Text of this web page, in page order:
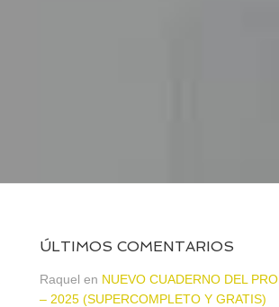
ÚLTIMOS COMENTARIOS
Raquel en NUEVO CUADERNO DEL
– 2025 (SUPERCOMPLETO Y GRATIS)